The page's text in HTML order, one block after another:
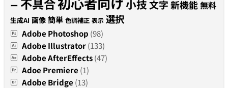
ー 不具合 小技文字新機能無料
生成AI 画像 簡単 色調補正 表示 選択
Adobe Photoshop (98)
Adobe Illustrator(133)
Adobe AfterEffects(47)
Adoe Premiere (1)
Adobe Bridge (13)